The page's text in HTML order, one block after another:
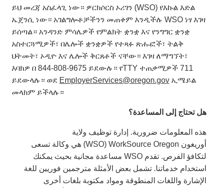
ይህ መረጃ አስፈላጊ ነው። ዎርክሶርስ ኦሪገን (WSO) የእኩል እድል
ኤጀንሲ ነው። አገልግሎቶቻችንን መጠቀም እንዲችሉ WSO ነፃ እገዛ
ይሰጣል። አንዳንድ ምሳሌዎች የምልክት ቋንቋ እና የንግግር ቋንቋ
አስተርጓሚዎች፣ በሌሎች ቋንቋዎች የተጻፉ ጽሑፎች፣ ትልቅ
ህትመት፣ ኦዲዮ እና ሌሎች ቅርጸቶች ናቸው። እገዛ ለማግኘት፣
እባክዎ በ 844-808-9675 ይደውሉ። የTTY ተጠቃሚዎች 711
ይደውላሉ። ወደ EmployerServices@oregon.gov ኢሜይል
መላክም ይችላሉ።
هل تحتاج إلى المساعدة؟
هذه المعلومات ضرورية. إدارة توظيف ولاية
أوريغون WorkSource Oregon ‏(WSO) هي وكالة تسعى
لتكافؤ الفرص. تقدم WSO‎ مساعدة مجانية بحيث يمكنك
استخدام خدماتنا. تشمل بعض الأمثلة مترجمين فوريين للغة
الإشارة واللغات المنطوقة ومواد مكتوبة بلغات أخرى